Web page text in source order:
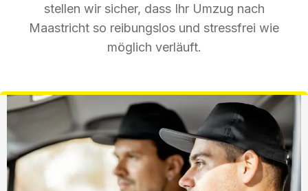
stellen wir sicher, dass Ihr Umzug nach
Maastricht so reibungslos und stressfrei wie
möglich verläuft.